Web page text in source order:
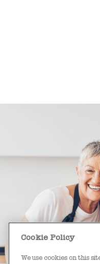
Cookie Policy
We use cookies on this